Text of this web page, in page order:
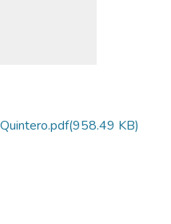
(958.49 KB)